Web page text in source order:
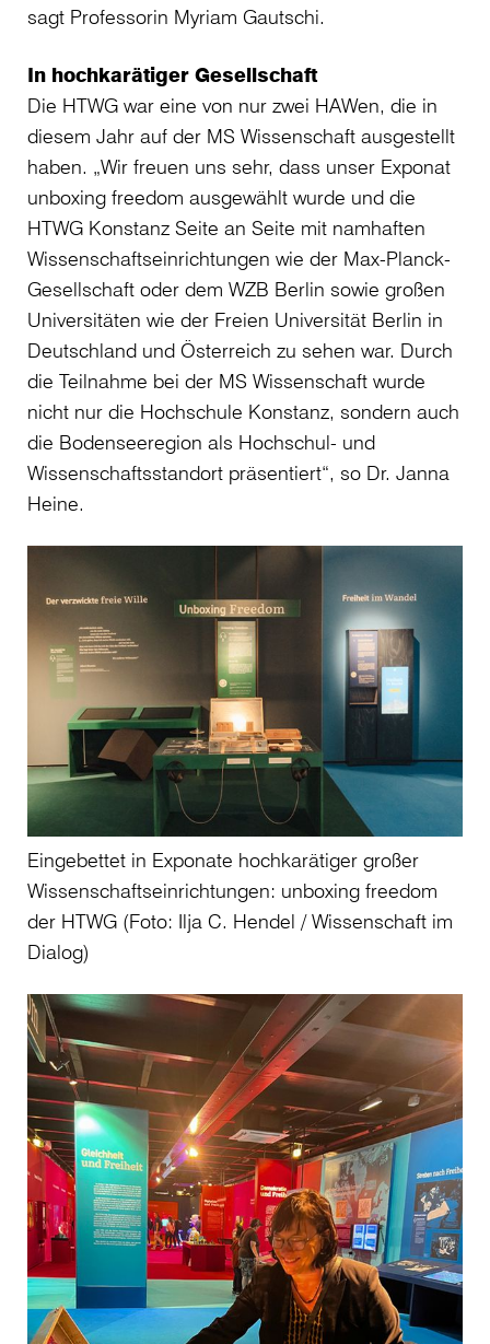
sagt Professorin Myriam Gautschi.
In hochkarätiger Gesellschaft
Die HTWG war eine von nur zwei HAWen, die in
diesem Jahr auf der MS Wissenschaft ausgestellt
haben. „Wir freuen uns sehr, dass unser Exponat
unboxing freedom ausgewählt wurde und die
HTWG Konstanz Seite an Seite mit namhaften
Wissenschaftseinrichtungen wie der Max-Planck-
Gesellschaft oder dem WZB Berlin sowie großen
Universitäten wie der Freien Universität Berlin in
Deutschland und Österreich zu sehen war. Durch
die Teilnahme bei der MS Wissenschaft wurde
nicht nur die Hochschule Konstanz, sondern auch
die Bodenseeregion als Hochschul- und
Wissenschaftsstandort präsentiert“, so Dr. Janna
Heine.
Eingebettet in Exponate hochkarätiger großer
Wissenschaftseinrichtungen: unboxing freedom
der HTWG (Foto: Ilja C. Hendel / Wissenschaft im
Dialog)